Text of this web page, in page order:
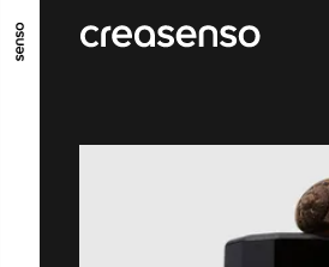
ALLER AU CONTENU PRINCIPAL